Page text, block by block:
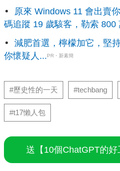
原來 Windows 11 會出賣
碼追蹤 19 歲駭客，勒索 800
減肥首選，檸檬加它，堅
你懷疑人...PR・新素簡
#歷史性的一天 #techbang
#t17懶人包
送【10個ChatGPT的